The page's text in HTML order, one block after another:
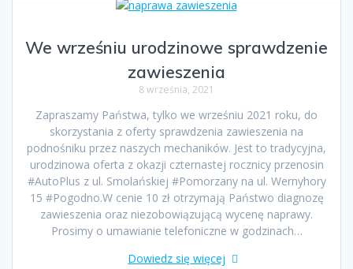
We wrześniu urodzinowe sprawdzenie
zawieszenia
8 września, 2021
Zapraszamy Państwa, tylko we wrześniu 2021 roku, do
skorzystania z oferty sprawdzenia zawieszenia na
podnośniku przez naszych mechaników. Jest to tradycyjna,
urodzinowa oferta z okazji czternastej rocznicy przenosin
#AutoPlus z ul. Smolańskiej #Pomorzany na ul. Wernyhory
15 #Pogodno.W cenie 10 zł otrzymają Państwo diagnozę
zawieszenia oraz niezobowiązującą wycenę naprawy.
Prosimy o umawianie telefoniczne w godzinach…
Dowiedz się więcej